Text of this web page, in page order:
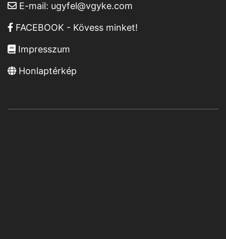
E-mail: ugyfel@vgyke.com
FACEBOOK - Kövess minket!
Impresszum
Honlaptérkép